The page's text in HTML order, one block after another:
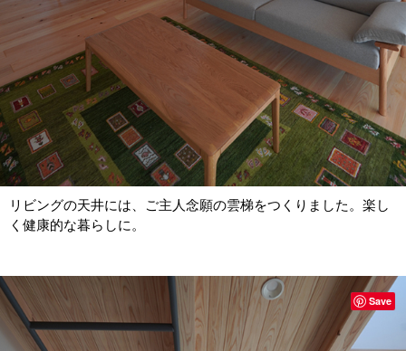
リビングの天井には、ご主人念願の雲梯をつくりました。楽し
く健康的な暮らしに。
Save